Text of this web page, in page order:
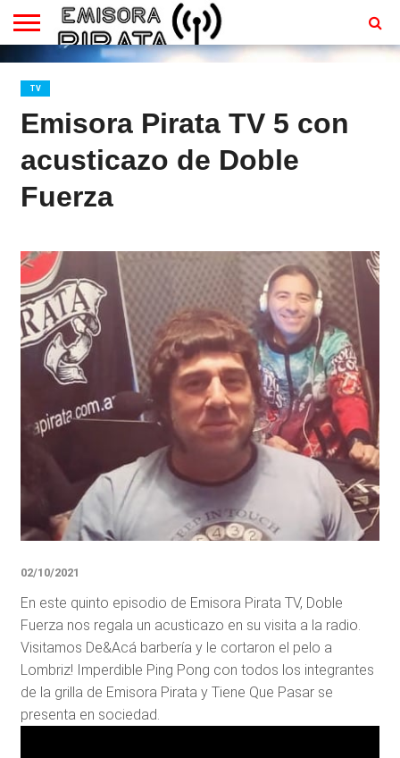
TV
EN
VIVO
CONTACTO
TV
Emisora Pirata TV 5 con
acusticazo de Doble
Fuerza
02/10/2021
En este quinto episodio de Emisora Pirata TV, Doble
Fuerza nos regala un acusticazo en su visita a la radio.
Visitamos De&Acá barbería y le cortaron el pelo a
Lombriz! Imperdible Ping Pong con todos los integrantes
de la grilla de Emisora Pirata y Tiene Que Pasar se
presenta en sociedad.